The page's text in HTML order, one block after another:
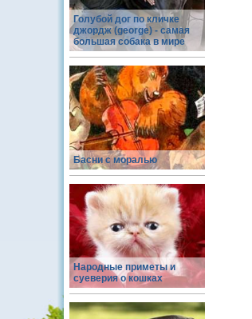
Голубой дог по кличке
джордж (george) - самая
большая собака в мире
Басни с моралью
Народные приметы и
суеверия о кошках